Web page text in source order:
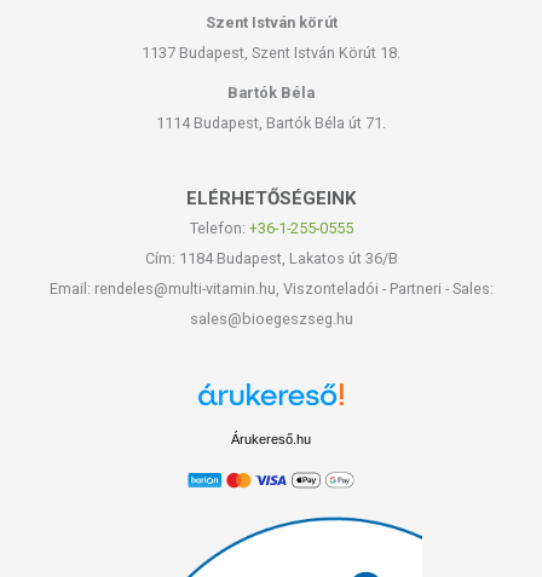
Szent István körút
1137 Budapest, Szent István Körút 18.
Bartók Béla
1114 Budapest, Bartók Béla út 71.
ELÉRHETŐSÉGEINK
Telefon: +36-1-255-0555
Cím: 1184 Budapest, Lakatos út 36/B
Email: rendeles@multi-vitamin.hu, Viszonteladói - Partneri - Sales:
sales@bioegeszseg.hu
Árukereső.hu